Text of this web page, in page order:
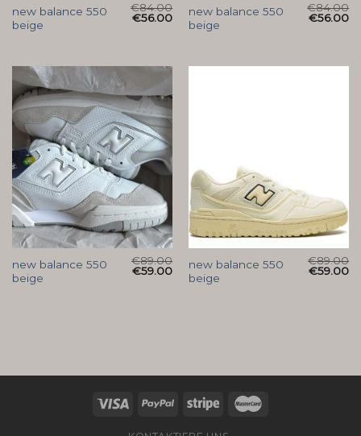
new balance 550
beige
€84.00
€56.00
new balance 550
beige
€84.00
€56.00
new balance 550
beige
€89.00
€59.00
new balance 550
beige
€89.00
€59.00